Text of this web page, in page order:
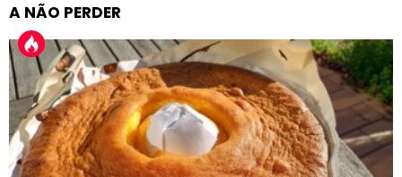
A NÃO PERDER